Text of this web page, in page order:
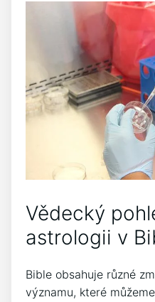
Vědecký
astrologii v
Bible obsahuje různé
významu, které